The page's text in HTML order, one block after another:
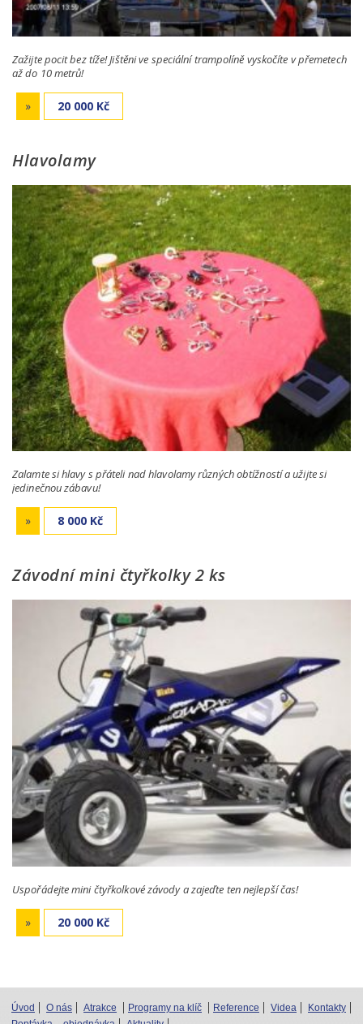
Zažijte pocit bez tíže! Jištěni ve speciální trampolíně vyskočíte v přemetech
až do 10 metrů!
» 20 000 Kč
Hlavolamy
Zalamte si hlavy s přáteli nad hlavolamy různých obtížností a užijte si
jedinečnou zábavu!
» 8 000 Kč
Závodní mini čtyřkolky 2 ks
Uspořádejte mini čtyřkolkové závody a zajeďte ten nejlepší čas!
» 20 000 Kč
Úvod O nás Atrakce Programy na klíč Reference Videa
Kontakty